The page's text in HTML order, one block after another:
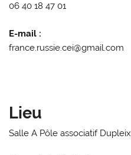
06 40 18 47 01
E-mail :
france.russie.cei@gmail.com
Lieu
Salle A Pôle associatif Dupleix